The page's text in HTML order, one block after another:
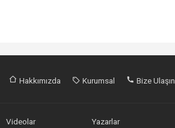
Hakkımızda Kurumsal Bize Ulaşın
Videolar
Yazarlar